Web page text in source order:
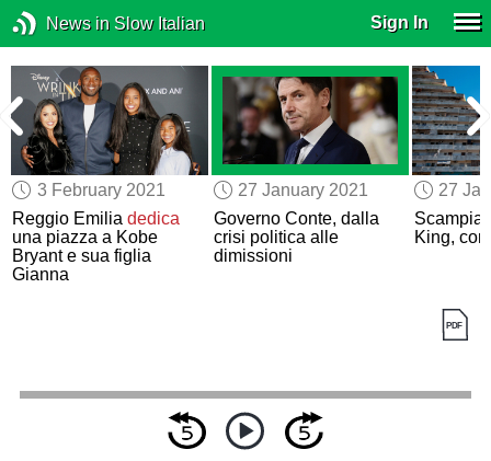
News in Slow Italian Sign In
3 February 2021
Reggio Emiliadedica
una piazza a Kobe
Bryant e sua figlia
Gianna
27 January 2021
Governo Conte, dalla
crisi politica alle
dimissioni
27
Scampia
King,